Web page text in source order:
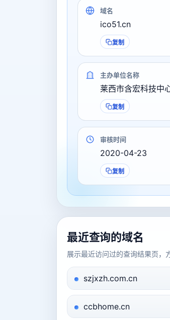
域名
ico51.cn
复制
主办单位名称
莱西市含宏科技中
复制
审核时间
2020-04-23
复制
最近查询的域名
展示最近访问过的查询结果页，
szjxzh.com.cn
ccbhome.cn